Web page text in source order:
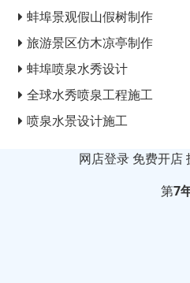
蚌埠景观假山假树制作
旅游景区仿木凉亭制作
蚌埠喷泉水秀设计
全球水秀喷泉工程施工
喷泉水景设计施工
网店登录 免费开店
第7